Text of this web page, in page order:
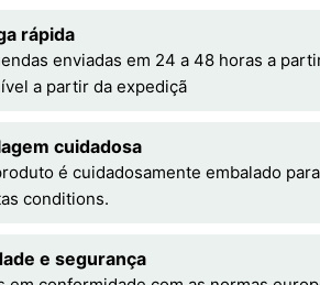
rápida
enviadas em 24 a 48 horas a
a partir da expediçã
cuidadosa
é cuidadosamente embalado
conditions.
e segurança